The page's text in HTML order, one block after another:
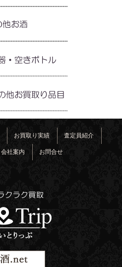
お買取り実績 査定員紹介
会社案内 お問合せ